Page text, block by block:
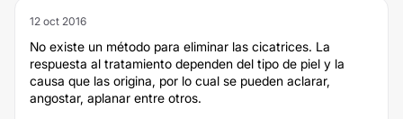
12 oct 2016
No existe un método para eliminar las cicatrices. La
respuesta al tratamiento dependen del tipo de piel y la
causa que las origina, por lo cual se pueden aclarar,
angostar, aplanar entre otros.